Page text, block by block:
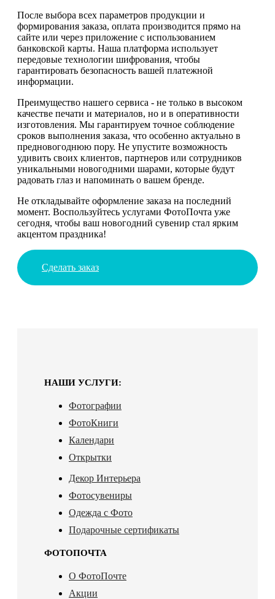
После выбора всех параметров продукции и
формирования заказа, оплата производится прямо на
сайте или через приложение с использованием
банковской карты. Наша платформа использует
передовые технологии шифрования, чтобы
гарантировать безопасность вашей платежной
информации.
Преимущество нашего сервиса - не только в высоком
качестве печати и материалов, но и в оперативности
изготовления. Мы гарантируем точное соблюдение
сроков выполнения заказа, что особенно актуально в
предновогоднюю пору. Не упустите возможность
удивить своих клиентов, партнеров или сотрудников
уникальными новогодними шарами, которые будут
радовать глаз и напоминать о вашем бренде.
Не откладывайте оформление заказа на последний
момент. Воспользуйтесь услугами ФотоПочта уже
сегодня, чтобы ваш новогодний сувенир стал ярким
акцентом праздника!
Сделать заказ
НАШИ УСЛУГИ:
Фотографии
ФотоКниги
Календари
Открытки
Декор Интерьера
Фотосувениры
Одежда с Фото
Подарочные сертификаты
ФОТОПОЧТА
О ФотоПочте
Акции